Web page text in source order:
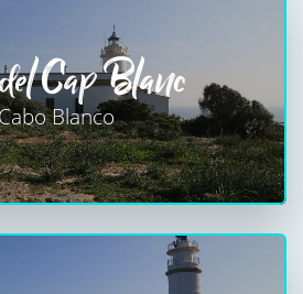
Cap Blanc
Blanco